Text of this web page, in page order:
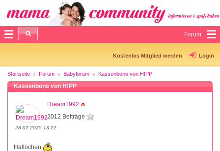
Forum
Kostenlos Mitglied werden Login
Startseite Forum Babyforum Kassenbons von H!PP
Kassenbons von H!PP
Dream1992
2012 Beiträge
28.02.2025 13:22
Hallöchen